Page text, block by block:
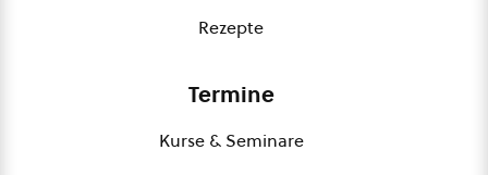
Rezepte
Termine
Kurse & Seminare